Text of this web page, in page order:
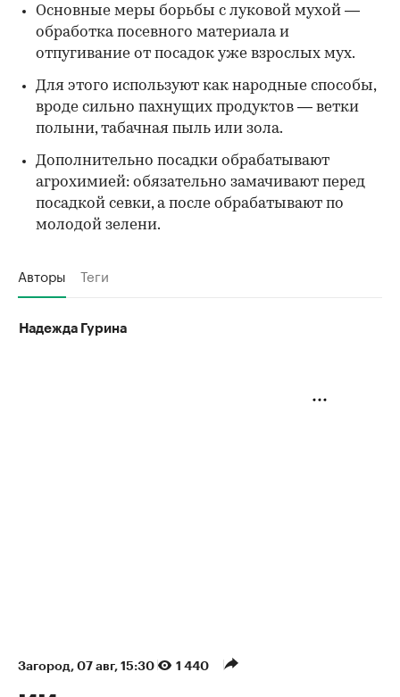
Основные меры борьбы с луковой мухой —
обработка посевного материала и
отпугивание от посадок уже взрослых мух.
Для этого используют как народные способы,
вроде сильно пахнущих продуктов — ветки
полыни, табачная пыль или зола.
Дополнительно посадки обрабатывают
агрохимией: обязательно замачивают перед
посадкой севки, а после обрабатывают по
молодой зелени.
Авторы Теги
Надежда Гурина
Загород⁠, 07 авг, 15:30 1 440